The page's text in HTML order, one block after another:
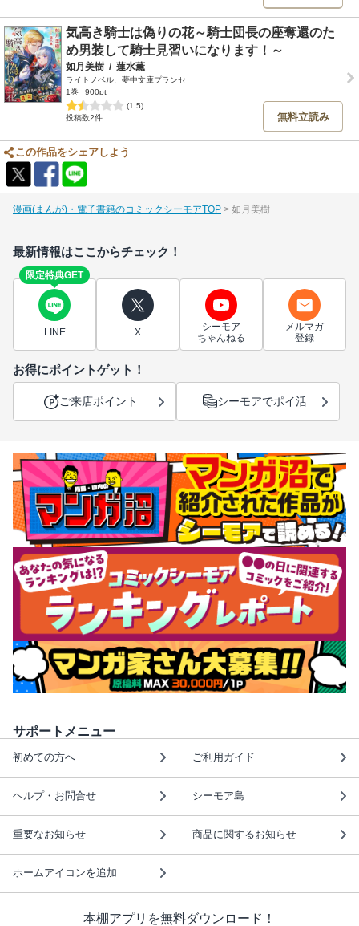
気高き騎士は偽りの花～騎士団長の座奪還のた
め男装して騎士見習いになります！～
如月美樹 / 蓮水薫
ライトノベル、夢中文庫プランセ
1巻
900pt
(1.5)
投稿数2件
無料立読み
この作品をシェアしよう
漫画(まんが)・電子書籍のコミックシーモアTOP 如月美樹
最新情報はここからチェック！
限定特典GET
LINE X
シーモア
ちゃんねる
メルマガ
登録
お得にポイントゲット！
ご来店ポイント シーモアでポイ活
サポートメニュー
初めての方へ ご利用ガイド
ヘルプ・お問合せ シーモア島
重要なお知らせ 商品に関するお知らせ
ホームアイコンを追加
本棚アプリを無料ダウンロード！